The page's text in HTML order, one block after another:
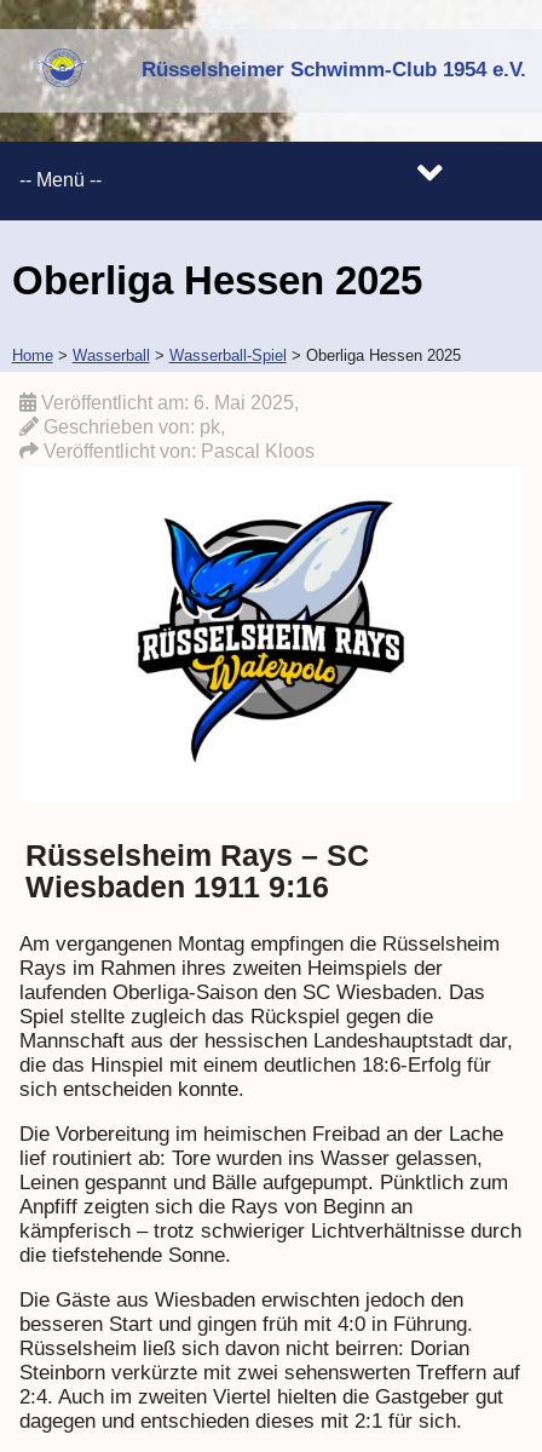
Rüsselsheimer Schwimm-Club 1954 e.V.
Oberliga Hessen 2025
Home> Wasserball > Wasserball-Spiel > Oberliga Hessen 2025
Veröffentlicht am: 6. Mai 2025,
Geschrieben von: pk,
Veröffentlicht von: Pascal Kloos
Rüsselsheim Rays – SC
Wiesbaden 1911 9:16
Am vergangenen Montag empfingen die Rüsselsheim
Rays im Rahmen ihres zweiten Heimspiels der
laufenden Oberliga-Saison den SC Wiesbaden. Das
Spiel stellte zugleich das Rückspiel gegen die
Mannschaft aus der hessischen Landeshauptstadt dar,
die das Hinspiel mit einem deutlichen 18:6-Erfolg für
sich entscheiden konnte.
Die Vorbereitung im heimischen Freibad an der Lache
lief routiniert ab: Tore wurden ins Wasser gelassen,
Leinen gespannt und Bälle aufgepumpt. Pünktlich zum
Anpfiff zeigten sich die Rays von Beginn an
kämpferisch – trotz schwieriger Lichtverhältnisse durch
die tiefstehende Sonne.
Die Gäste aus Wiesbaden erwischten jedoch den
besseren Start und gingen früh mit 4:0 in Führung.
Rüsselsheim ließ sich davon nicht beirren: Dorian
Steinborn verkürzte mit zwei sehenswerten Treffern auf
2:4. Auch im zweiten Viertel hielten die Gastgeber gut
dagegen und entschieden dieses mit 2:1 für sich.